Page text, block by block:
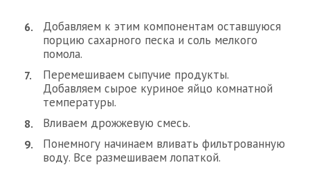
Добавляем к этим компонентам оставшуюся
порцию сахарного песка и соль мелкого
помола.
Перемешиваем сыпучие продукты.
Добавляем сырое куриное яйцо комнатной
температуры.
Вливаем дрожжевую смесь.
Понемногу начинаем вливать фильтрованную
воду. Все размешиваем лопаткой.